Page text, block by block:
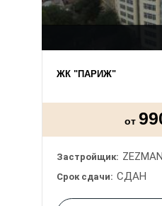
ЖК "ПАРИЖ"
от
Застройщик: ZEZMAN
Срок сдачи: СДАН